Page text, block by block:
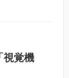
視覚機